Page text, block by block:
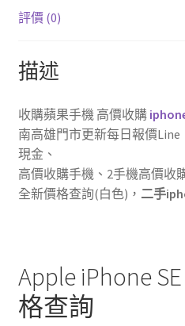
格
現
收
購
二
手
手
評價 (0)
描述
收購蘋果手機 高價收購
南高雄門市更新每日報價Line
現金、
高價收購手機、2手機高價收
全新價格查詢(白色)， 二手
Apple iPhone
格查詢